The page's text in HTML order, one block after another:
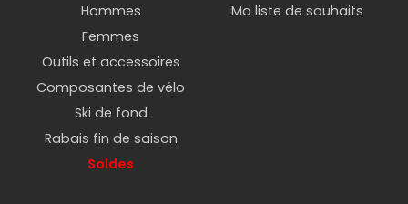
Hommes
Femmes
Outils et accessoires
Composantes de vélo
Ski de fond
Rabais fin de saison
Soldes
Ma liste de souhaits